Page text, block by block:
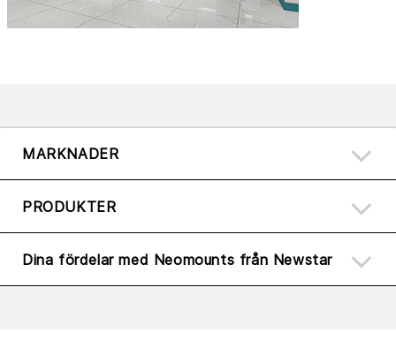
MARKNADER
PRODUKTER
Dina fördelar med Neomounts från Newstar